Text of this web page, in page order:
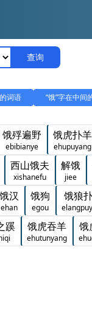
查询
词语 “饿”字在中间
饿殍遍野
ebibianye
饿虎扑羊
ehupuyang
西山饿夫
xishanefu
解饿
jiee
饿汉
ehan
饿狗
egou
饿狼
蹊 饿虎吞羊
ehutunyang
饿